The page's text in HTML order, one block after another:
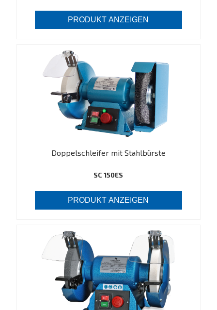
PRODUKT ANZEIGEN
Doppelschleifer mit Stahlbürste
SC 150ES
PRODUKT ANZEIGEN